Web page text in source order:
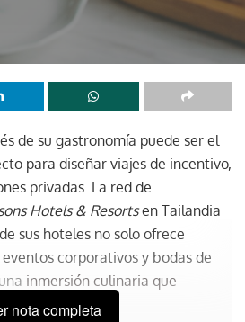
de su gastronomía puede ser el
para diseñar viajes de incentivo,
privadas. La red de
Hotels & Resortsen Tailandia
sus hoteles no solo ofrece
corporativos y bodas de
inmersión culinaria que
la cultura.
nota completa